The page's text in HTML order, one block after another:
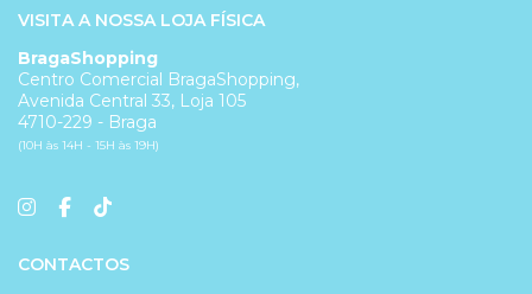
VISITA A NOSSA LOJA FÍSICA
BragaShopping
Centro Comercial BragaShopping,
Avenida Central 33, Loja 105
4710-229 - Braga
(10H às 14H - 15H às 19H)
CONTACTOS